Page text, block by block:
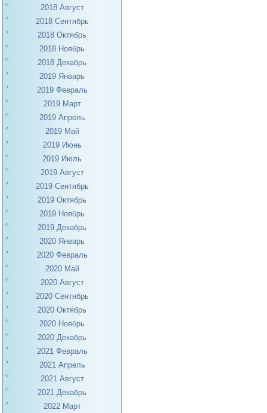
2018 Август
2018 Сентябрь
2018 Октябрь
2018 Ноябрь
2018 Декабрь
2019 Январь
2019 Февраль
2019 Март
2019 Апрель
2019 Май
2019 Июнь
2019 Июль
2019 Август
2019 Сентябрь
2019 Октябрь
2019 Ноябрь
2019 Декабрь
2020 Январь
2020 Февраль
2020 Май
2020 Август
2020 Сентябрь
2020 Октябрь
2020 Ноябрь
2020 Декабрь
2021 Февраль
2021 Апрель
2021 Август
2021 Декабрь
2022 Март